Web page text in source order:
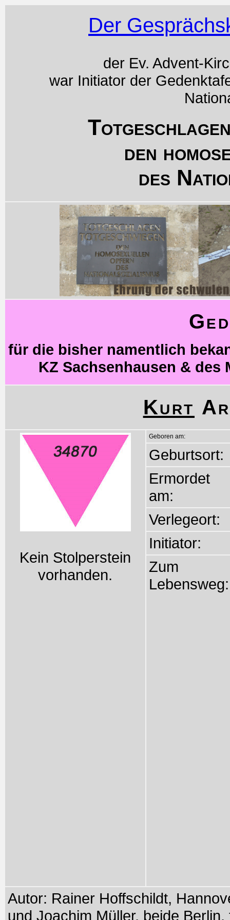
Der
der Ev. Advent-
war Initiator der
den
des
für die bisher namentlich
KZ Sachsenhausen & des
Kurt
Kein Stolperstein
vorhanden.
Geboren am:
Geburtsort:
Ermordet
am:
Verlegeort:
Initiator:
Zum
Lebensweg:
Autor: Rainer Hoffschildt,
und Joachim Müller, beide